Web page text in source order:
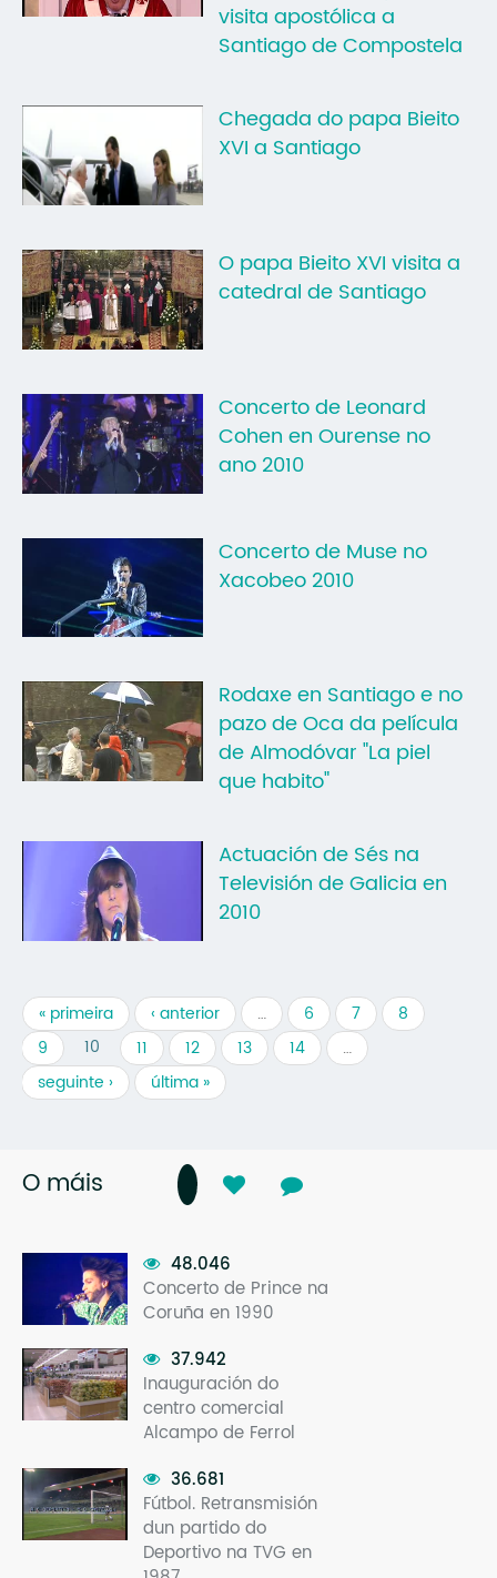
visita apostólica a
Santiago de Compostela
Chegada do papa Bieito
XVI a Santiago
O papa Bieito XVI visita a
catedral de Santiago
Concerto de Leonard
Cohen en Ourense no
ano 2010
Concerto de Muse no
Xacobeo 2010
Rodaxe en Santiago e no
pazo de Oca da película
de Almodóvar "La piel
que habito"
Actuación de Sés na
Televisión de Galicia en
2010
« primeira ‹ anterior … 6 7
8
9
10 11 12 13 14
…
seguinte ›
última »
O máis
48.046
Concerto de Prince na
Coruña en 1990
37.942
Inauguración do
centro comercial
Alcampo de Ferrol
36.681
Fútbol. Retransmisión
dun partido do
Deportivo na TVG en